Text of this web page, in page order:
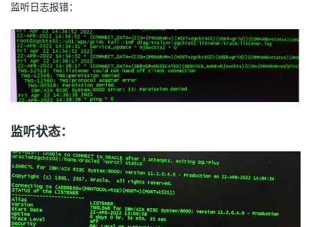
动
关
注
开
发
学
堂
我
我
的
Programs
我
的
持
我
的
我
监听日志报错：
监听状态：